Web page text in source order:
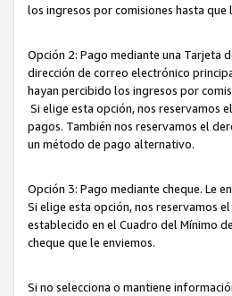
los ingresos por comisiones hasta
Opción 2: Pago mediante una Tarjeta
dirección de correo electrónico
hayan percibido los ingresos por
Si elige esta opción, nos reservamos
pagos. También nos reservamos el
un método de pago alternativo.
Opción 3: Pago mediante cheque. Le
Si elige esta opción, nos reservamos
establecido en el Cuadro del Mínimo
cheque que le enviemos.
Si no selecciona o mantiene